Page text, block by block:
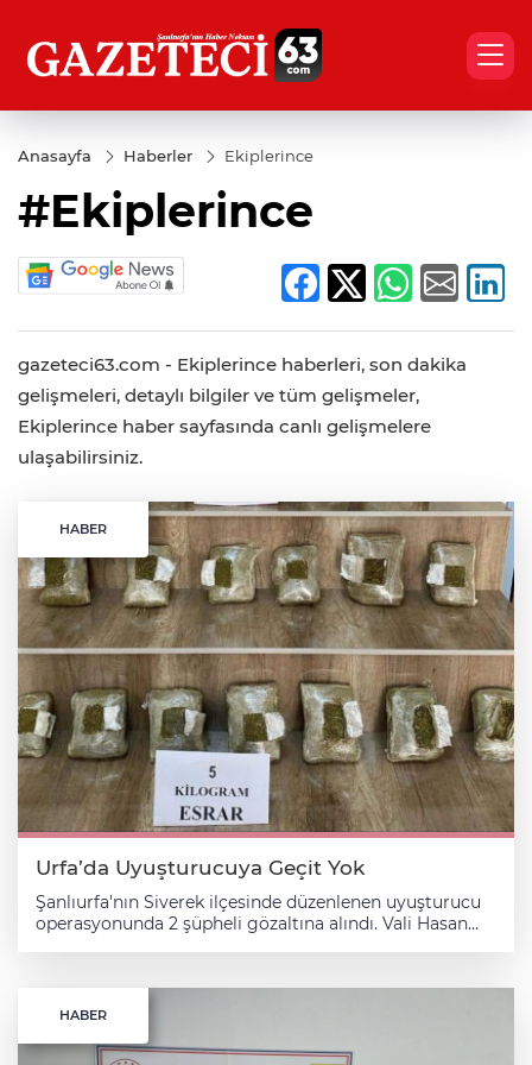
Anasayfa Haberler Ekiplerince
#Ekiplerince
gazeteci63.com - Ekiplerince haberleri, son dakika
gelişmeleri, detaylı bilgiler ve tüm gelişmeler,
Ekiplerince haber sayfasında canlı gelişmelere
ulaşabilirsiniz.
HABER
Urfa’da Uyuşturucuya Geçit Yok
Şanlıurfa'nın Siverek ilçesinde düzenlenen uyuşturucu
operasyonunda 2 şüpheli gözaltına alındı. Vali Hasan
devam ettiğini belirtti. İl Emniyet Müdürlüğü Narkotik
Suçlarla Mücadele Şubesi ekiplerince belirlenen
sentetik uyuşturucu ve 5 kilogram esrar ele
HABER